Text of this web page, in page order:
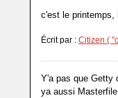
c'est le printemps,
Écrit par : Citizen (
Y'a pas que Getty
ya aussi